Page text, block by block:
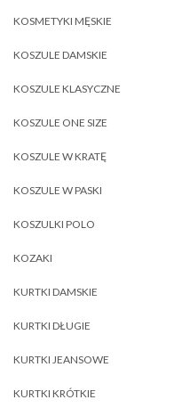
KOSMETYKI MĘSKIE
KOSZULE DAMSKIE
KOSZULE KLASYCZNE
KOSZULE ONE SIZE
KOSZULE W KRATĘ
KOSZULE W PASKI
KOSZULKI POLO
KOZAKI
KURTKI DAMSKIE
KURTKI DŁUGIE
KURTKI JEANSOWE
KURTKI KRÓTKIE